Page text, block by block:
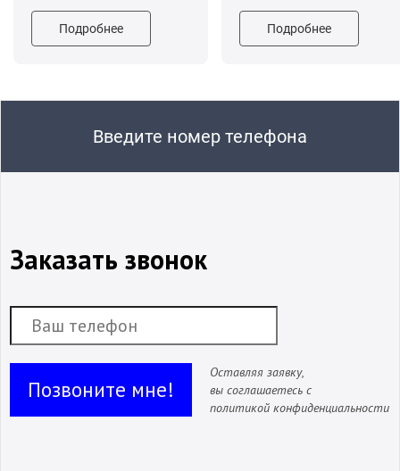
Подробнее Подробнее
Введите номер телефона
Заказать звонок
Позвоните мне!
Оставляя заявку,
вы соглашаетесь с
политикой конфиденциальности